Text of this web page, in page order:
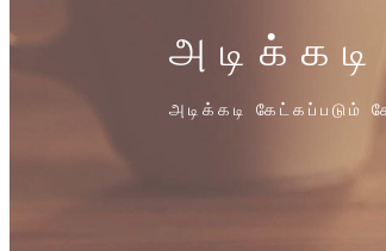
அடிக்கடி கேட்கப்படும்